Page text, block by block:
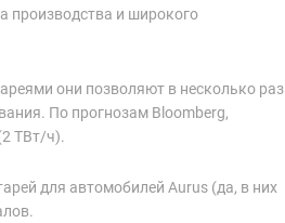
производства и широкого
они позволяют в несколько раз
По прогнозам Bloomberg,
ТВт/ч).
для автомобилей Aurus (да, в них